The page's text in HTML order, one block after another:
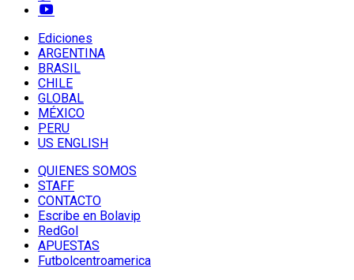
Ediciones
ARGENTINA
BRASIL
CHILE
GLOBAL
MÉXICO
PERU
US ENGLISH
QUIENES SOMOS
STAFF
CONTACTO
Escribe en Bolavip
RedGol
APUESTAS
Futbolcentroamerica